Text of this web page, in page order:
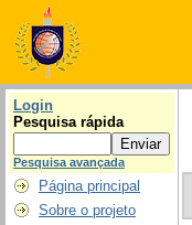
Login
Pesquisa rápida
Pesquisa avançada
Página principal
Sobre o projeto